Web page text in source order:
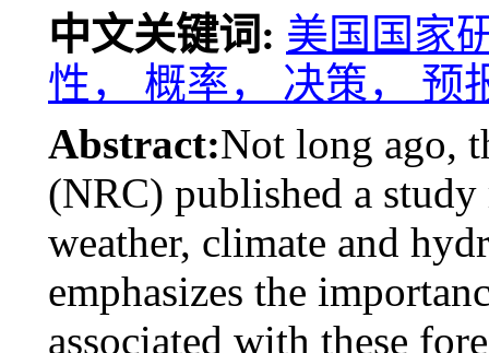
中文关键词: 美国国家
性， 概率， 决策， 预
Abstract:Not long ago,
(NRC) published a
weather, climate and
emphasizes the
associated with these